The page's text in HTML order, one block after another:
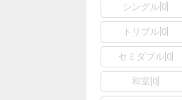
シングル 0
トリプル 0
セミダブル[ 0]
和室 0